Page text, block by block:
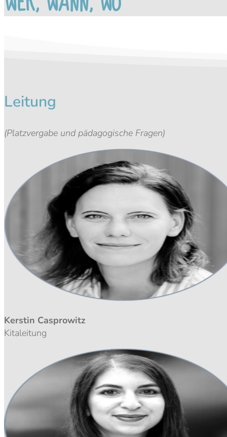
Leitung
(Platzvergabe und pädagogische Fragen)
Kerstin Casprowitz
Kitaleitung